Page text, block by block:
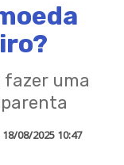
fazer uma
18/08/2025 10:47